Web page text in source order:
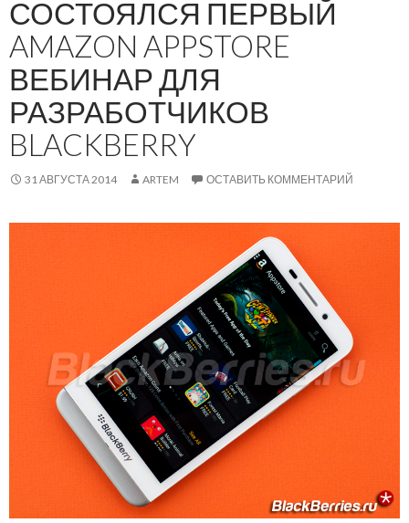
СОСТОЯЛСЯ ПЕРВЫЙ
AMAZON APPSTORE
ВЕБИНАР ДЛЯ
РАЗРАБОТЧИКОВ
BLACKBERRY
31 АВГУСТА 2014 ARTEM ОСТАВИТЬ КОММЕНТАРИЙ